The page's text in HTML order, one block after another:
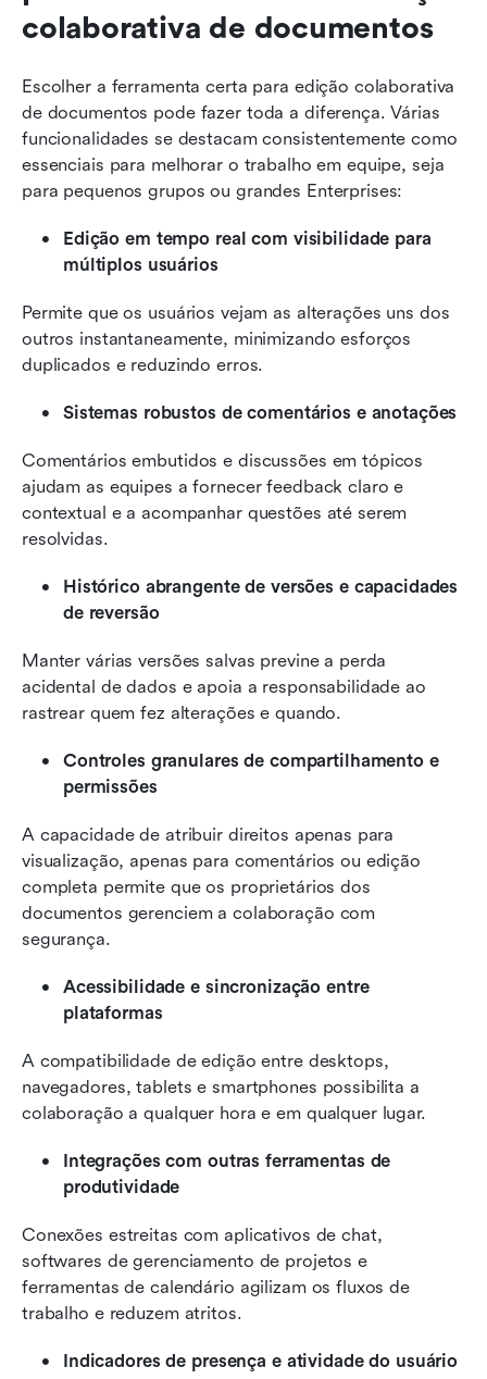
colaborativa de documentos
Escolher a ferramenta certa para edição colaborativa
de documentos pode fazer toda a diferença. Várias
funcionalidades se destacam consistentemente como
essenciais para melhorar o trabalho em equipe, seja
para pequenos grupos ou grandes Enterprises:
Edição em tempo real com visibilidade para
múltiplos usuários
Permite que os usuários vejam as alterações uns dos
outros instantaneamente, minimizando esforços
duplicados e reduzindo erros.
Sistemas robustos de comentários e anotações
Comentários embutidos e discussões em tópicos
ajudam as equipes a fornecer feedback claro e
contextual e a acompanhar questões até serem
resolvidas.
Histórico abrangente de versões e capacidades
de reversão
Manter várias versões salvas previne a perda
acidental de dados e apoia a responsabilidade ao
rastrear quem fez alterações e quando.
Controles granulares de compartilhamento e
permissões
A capacidade de atribuir direitos apenas para
visualização, apenas para comentários ou edição
completa permite que os proprietários dos
documentos gerenciem a colaboração com
segurança.
Acessibilidade e sincronização entre
plataformas
A compatibilidade de edição entre desktops,
navegadores, tablets e smartphones possibilita a
colaboração a qualquer hora e em qualquer lugar.
Integrações com outras ferramentas de
produtividade
Conexões estreitas com aplicativos de chat,
softwares de gerenciamento de projetos e
ferramentas de calendário agilizam os fluxos de
trabalho e reduzem atritos.
Indicadores de presença e atividade do usuário